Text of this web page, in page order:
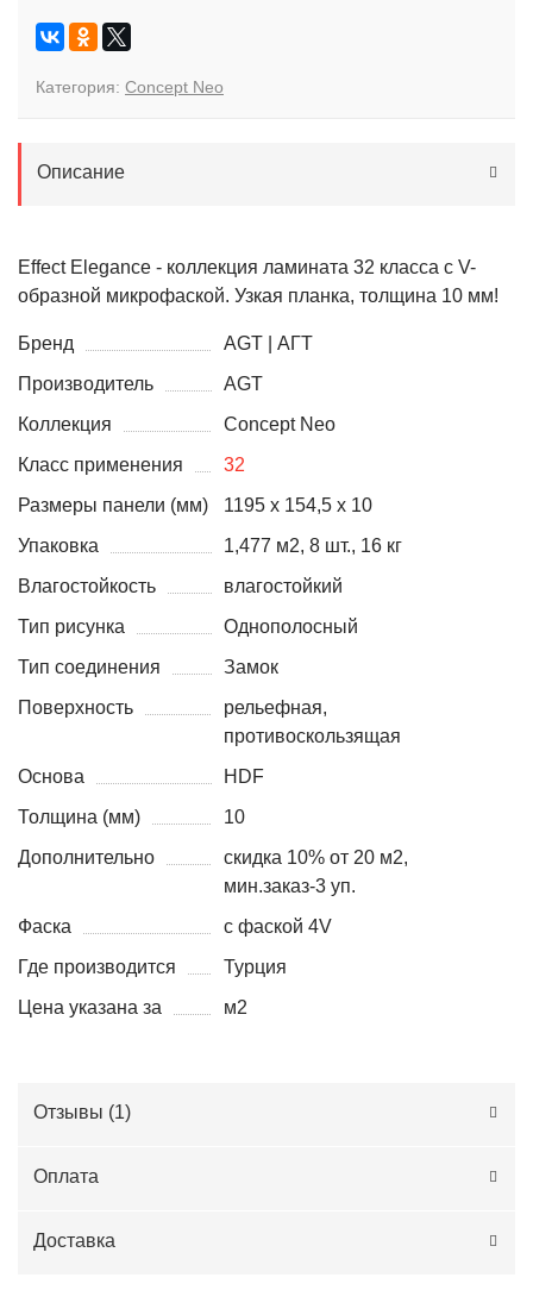
Категория: Concept Neo
Описание
Effect Elegance - коллекция ламината 32 класса с V-
образной микрофаской. Узкая планка, толщина 10 мм!
Бренд
AGT | АГТ
Производитель
AGT
Коллекция
Concept Neo
Класс применения
32
Размеры панели (мм)
1195 х 154,5 x 10
Упаковка
1,477 м2, 8 шт., 16 кг
Влагостойкость
влагостойкий
Тип рисунка
Однополосный
Тип соединения
Замок
Поверхность
рельефная,
противоскользящая
Основа
HDF
Толщина (мм)
10
Дополнительно
скидка 10% от 20 м2,
мин.заказ-3 уп.
Фаска
с фаской 4V
Где производится
Турция
Цена указана за
м2
Отзывы (1)
Оплата
Доставка